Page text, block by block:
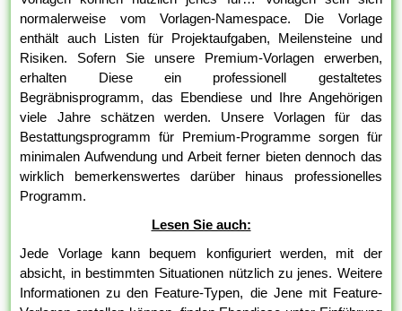
normalerweise vom Vorlagen-Namespace. Die Vorlage
enthält auch Listen für Projektaufgaben, Meilensteine und
Risiken. Sofern Sie unsere Premium-Vorlagen erwerben,
erhalten Diese ein professionell gestaltetes
Begräbnisprogramm, das Ebendiese und Ihre Angehörigen
viele Jahre schätzen werden. Unsere Vorlagen für das
Bestattungsprogramm für Premium-Programme sorgen für
minimalen Aufwendung und Arbeit ferner bieten dennoch das
wirklich bemerkenswertes darüber hinaus professionelles
Programm.
Lesen Sie auch:
Jede Vorlage kann bequem konfiguriert werden, mit der
absicht, in bestimmten Situationen nützlich zu jenes. Weitere
Informationen zu den Feature-Typen, die Jene mit Feature-